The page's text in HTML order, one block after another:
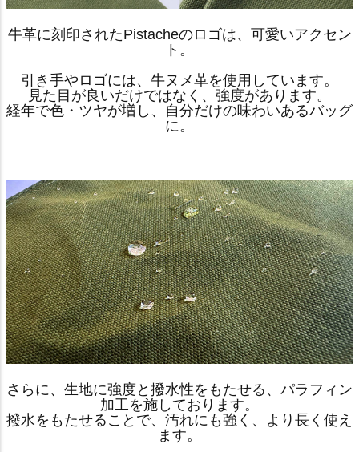
牛革に刻印されたPistacheのロゴは、可愛いアクセン
ト。
引き手やロゴには、牛ヌメ革を使用しています。
見た目が良いだけではなく、強度があります。
経年で色・ツヤが増し、自分だけの味わいあるバッグ
に。
さらに、生地に強度と撥水性をもたせる、パラフィン
加工を施しております。
撥水をもたせることで、汚れにも強く、より長く使え
ます。